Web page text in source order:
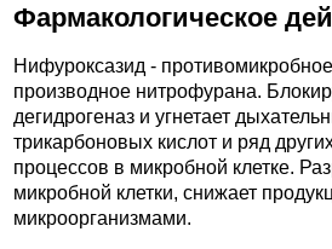
Фармакологическое
Нифуроксазид -
производное нитрофурана.
дегидрогеназ и угнетает
трикарбоновых кислот и ряд
процессов в микробной клетке.
микробной клетки, снижает
микроорганизмами.